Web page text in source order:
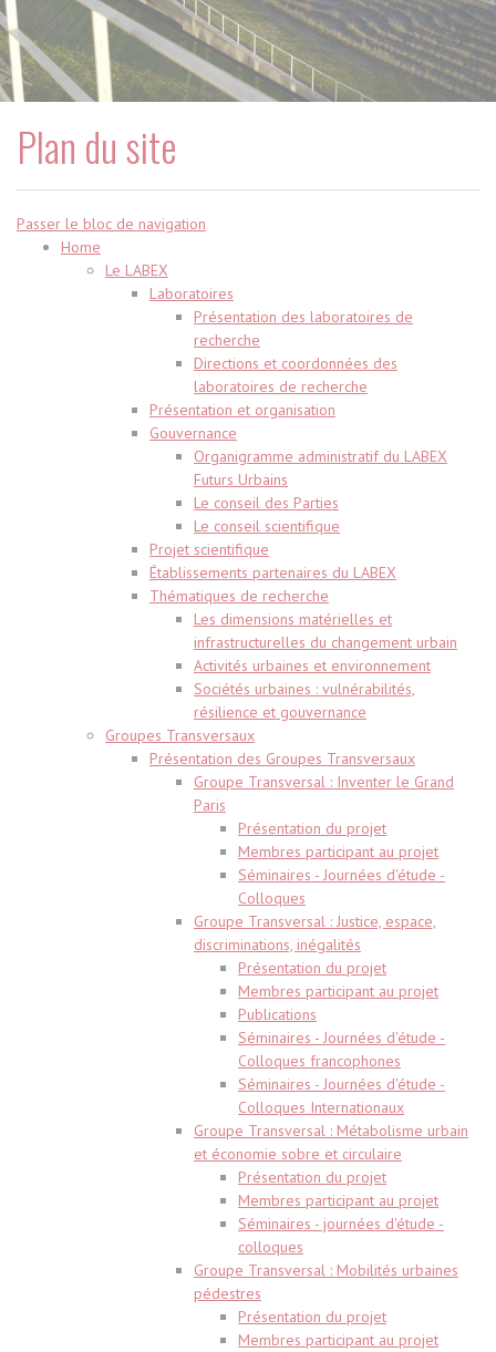
Plan du site
Passer le bloc de navigation
Home
Le LABEX
Laboratoires
Présentation des laboratoires de
recherche
Directions et coordonnées des
laboratoires de recherche
Présentation et organisation
Gouvernance
Organigramme administratif du LABEX
Futurs Urbains
Le conseil des Parties
Le conseil scientifique
Projet scientifique
Établissements partenaires du LABEX
Thématiques de recherche
Les dimensions matérielles et
infrastructurelles du changement urbain
Activités urbaines et environnement
Sociétés urbaines : vulnérabilités,
résilience et gouvernance
Groupes Transversaux
Présentation des Groupes Transversaux
Groupe Transversal : Inventer le Grand
Paris
Présentation du projet
Membres participant au projet
Séminaires - Journées d'étude -
Colloques
Groupe Transversal : Justice, espace,
discriminations, inégalités
Présentation du projet
Membres participant au projet
Publications
Séminaires - Journées d'étude -
Colloques francophones
Séminaires - Journées d'étude -
Colloques Internationaux
Groupe Transversal : Métabolisme urbain
et économie sobre et circulaire
Présentation du projet
Membres participant au projet
Séminaires - journées d'étude -
colloques
Groupe Transversal : Mobilités urbaines
pédestres
Présentation du projet
Membres participant au projet